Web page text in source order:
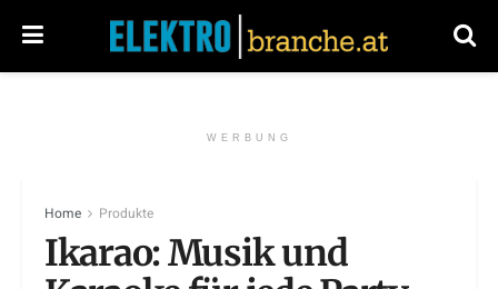
WERBUNG
Home Produkte
Ikarao: Musik und